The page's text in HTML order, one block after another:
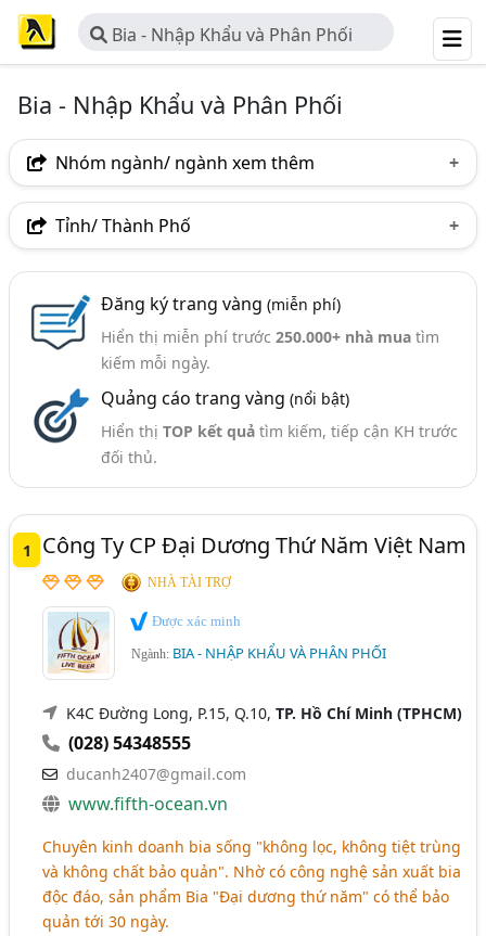
Bia - Nhập Khẩu và Phân Phối
Bia - Nhập Khẩu và Phân Phối
Nhóm ngành/ ngành xem thêm
Ngành nghề
Ngành xem thêm
Rượu - Nhập Khẩu Và Phân Phối Rượu (143)
Tỉnh/ Thành Phố
Bình Dương
Tp. Đà Nẵng
TP. Hải Phòng
Đồng Tháp
An Giang
Bắc Ninh
Bình Thuận Hà Tĩnh
Lạng Sơn
Nghệ An Phú Thọ
Phú Yên
Quảng Ninh
Thái Bình
Thanh Hóa
TP. Cần Thơ
Bạc Liêu Bình Định
Bến Tre
Gia Lai
Quảng Nam
Quảng Ngãi
Tây Ninh
Đăng ký trang vàng (miễn phí)
Hiển thị miễn phí trước 250.000+ nhà muatìm
kiếm mỗi ngày.
Quảng cáo trang vàng (nổi bật)
Hiển thị TOP kết quảtìm kiếm, tiếp cận KH trước
đối thủ.
1 Công Ty CP Đại Dương Thứ Năm Việt Nam
NHÀ TÀI TRỢ
Được xác minh
Ngành: BIA - NHẬP KHẨU VÀ PHÂN PHỐI
K4C Đường Long, P.15, Q.10,TP. Hồ Chí Minh (TPHCM)
(028) 54348555
ducanh2407@gmail.com
www.fifth-ocean.vn
Chuyên kinh doanh bia sống "không lọc, không tiệt trùng
và không chất bảo quản". Nhờ có công nghệ sản xuất bia
độc đáo, sản phẩm Bia "Đại dương thứ năm" có thể bảo
quản tới 30 ngày.